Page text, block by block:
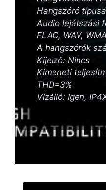
Hangszóró
Audio lejátszási
FLAC, WAV,
A hangszórók
Kijelző: Nincs
Kimeneti
THD=3%
Vízálló: Igen,